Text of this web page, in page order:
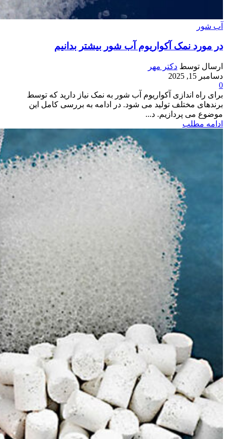
آب شور
در مورد نمک آکواریوم آب شور بیشتر بدانیم
ارسال توسط دکتر مهر
دسامبر 15, 2025
0
برای راه اندازی آکواریوم آب شور به نمک نیاز دارید که توسط
برندهای مختلف تولید می شود. در ادامه به بررسی کامل این
موضوع می پردازیم. د...
ادامه مطلب